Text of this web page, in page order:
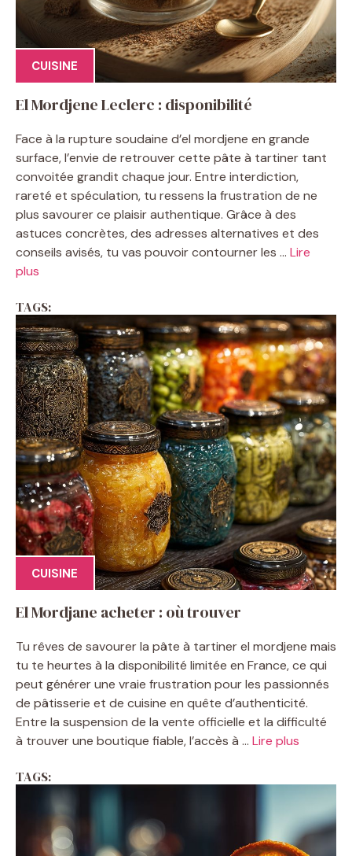
CUISINE
El Mordjene Leclerc : disponibilité
Face à la rupture soudaine d’el mordjene en grande
surface, l’envie de retrouver cette pâte à tartiner tant
convoitée grandit chaque jour. Entre interdiction,
rareté et spéculation, tu ressens la frustration de ne
plus savourer ce plaisir authentique. Grâce à des
astuces concrètes, des adresses alternatives et des
conseils avisés, tu vas pouvoir contourner les ... Lire
plus
TAGS:
CUISINE
El Mordjane acheter : où trouver
Tu rêves de savourer la pâte à tartiner el mordjene mais
tu te heurtes à la disponibilité limitée en France, ce qui
peut générer une vraie frustration pour les passionnés
de pâtisserie et de cuisine en quête d’authenticité.
Entre la suspension de la vente officielle et la difficulté
à trouver une boutique fiable, l’accès à ... Lire plus
TAGS: